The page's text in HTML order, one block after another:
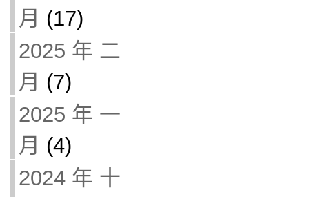
月 (17)
2025 年 二
月 (7)
2025 年 一
月 (4)
2024 年 十